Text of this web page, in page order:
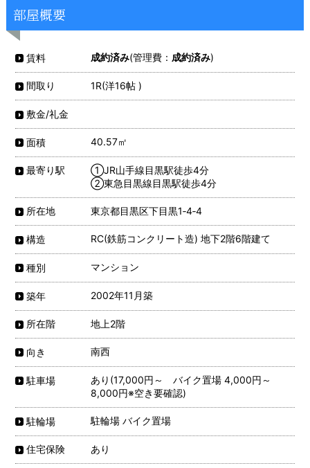
部屋概要
賃料 成約済み(管理費： 成約済み)
間取り 1R(洋16帖 )
敷金/礼金
面積 40.57㎡
最寄り駅
①JR山手線目黒駅徒歩4分
②東急目黒線目黒駅徒歩4分
所在地 東京都目黒区下目黒1‐4‐4
構造 RC(鉄筋コンクリート造) 地下2階6階建て
種別 マンション
築年 2002年11月築
所在階 地上2階
向き 南西
駐車場
あり(17,000円～ バイク置場 4,000円～
8,000円※空き要確認)
駐輪場 駐輪場 バイク置場
住宅保険 あり